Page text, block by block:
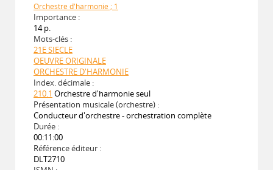
Orchestre d'harmonie ; 1
Importance :
14 p.
Mots-clés :
21E SIECLE
OEUVRE ORIGINALE
ORCHESTRE D'HARMONIE
Index. décimale :
210.1 Orchestre d'harmonie seul
Présentation musicale (orchestre) :
Conducteur d'orchestre - orchestration complète
Durée :
00:11:00
Référence éditeur :
DLT2710